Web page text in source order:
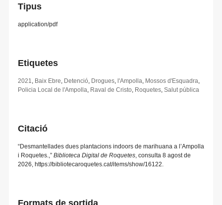
Tipus
application/pdf
Etiquetes
2021 Baix Ebre Detenció Drogues l'Ampolla Mossos d'Esquadra
Policia Local de l'Ampolla Raval de Cristo Roquetes Salut pública
Citació
“Desmantellades dues plantacions indoors de marihuana a l’Ampolla
i Roquetes.,” Biblioteca Digital de Roquetes , consulta 8 agost de
2026, https://bibliotecaroquetes.cat/items/show/16122
Formats de sortida